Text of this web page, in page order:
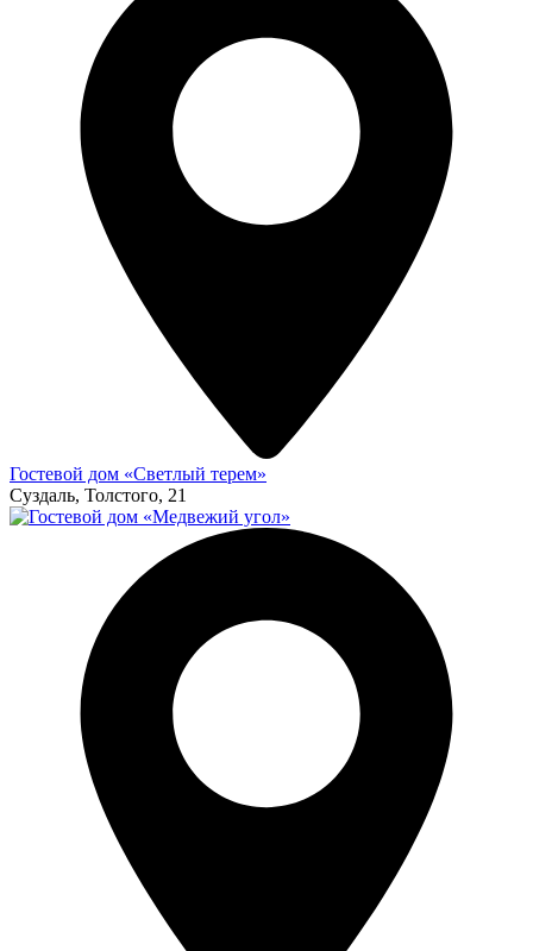
Гостевой дом «Светлый терем»
Суздаль, Толстого, 21